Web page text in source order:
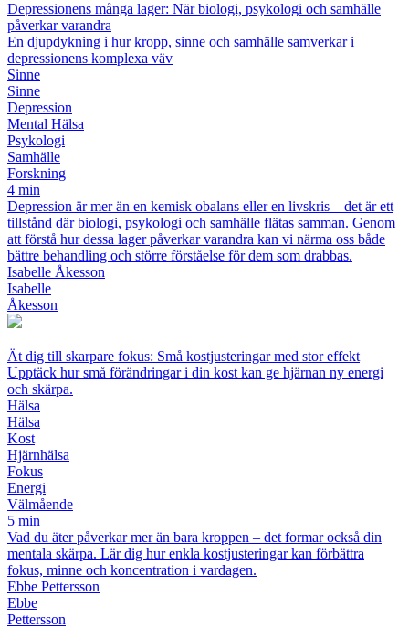
Depressionens många lager: När biologi, psykologi och samhälle
påverkar varandra
En djupdykning i hur kropp, sinne och samhälle samverkar i
depressionens komplexa väv
Sinne
Sinne
Depression
Mental Hälsa
Psykologi
Samhälle
Forskning
4 min
Depression är mer än en kemisk obalans eller en livskris – det är ett
tillstånd där biologi, psykologi och samhälle flätas samman. Genom
att förstå hur dessa lager påverkar varandra kan vi närma oss både
bättre behandling och större förståelse för dem som drabbas.
Isabelle Åkesson
Isabelle
Åkesson
Ät dig till skarpare fokus: Små kostjusteringar med stor effekt
Upptäck hur små förändringar i din kost kan ge hjärnan ny energi
och skärpa.
Hälsa
Hälsa
Kost
Hjärnhälsa
Fokus
Energi
Välmående
5 min
Vad du äter påverkar mer än bara kroppen – det formar också din
mentala skärpa. Lär dig hur enkla kostjusteringar kan förbättra
fokus, minne och koncentration i vardagen.
Ebbe Pettersson
Ebbe
Pettersson